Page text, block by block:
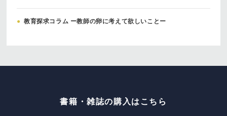
● 教育探求コラム ー教師の卵に考えて欲しいことー
書籍・雑誌の購入はこちら